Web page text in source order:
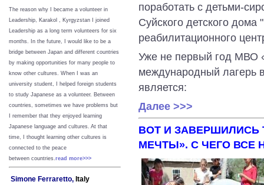
The reason why I became a volunteer in
Leadership, Karakol , Kyrgyzstan I joined
Leadership as a long term volunteers for six
months. In the future, I would like to be a
bridge between Japan and different countries
by making opportunities for many people to
know other cultures. When I was an
university student, I helped foreign students
to study Japanese as a volunteer. Between
countries, sometimes we have problems but
I remember that they enjoyed learning
Japanese language and cultures. At that
time, I thought learning other cultures is
connected to the peace
between countries.read more>>>
Simone Ferraretto, Italy
поработать с детьми-
Суйского детского
реабилитационного
Уже не первый год МВО
международный лагерь
является:
Далее >>>
ВОТ И ЗАВЕРШИЛИСЬ
МЕЧТЫ». С ЧЕГО ВСЕ